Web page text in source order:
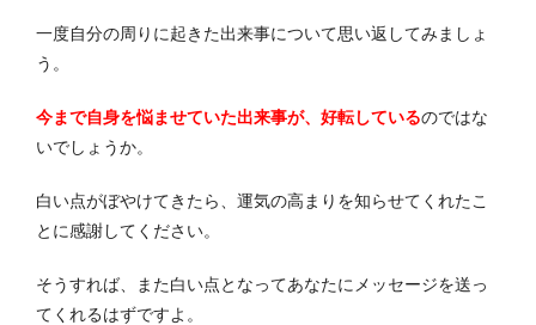
一度自分の周りに起きた出来事について思い返してみましょ
う。
今まで自身を悩ませていた出来事が、好転しているのではな
いでしょうか。
白い点がぼやけてきたら、運気の高まりを知らせてくれたこ
とに感謝してください。
そうすれば、また白い点となってあなたにメッセージを送っ
てくれるはずですよ。